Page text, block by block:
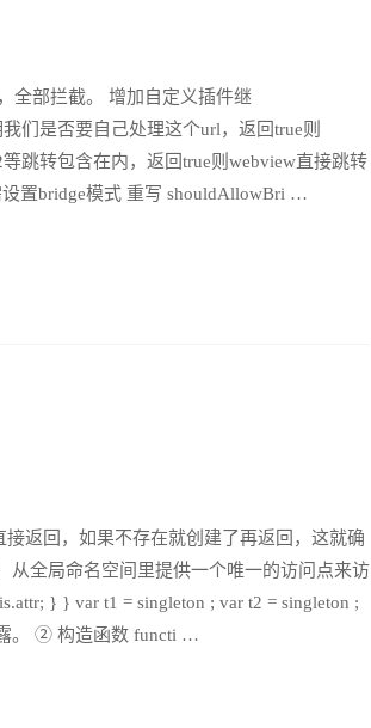
全部拦截。 增加自定义插件继
们是否要自己处理这个url，返回true则
跳转包含在内，返回true则webview直接跳转
置bridge模式 重写 shouldAllowBri …
返回，如果不存在就创建了再返回，这就确
从全局命名空间里提供一个唯一的访问点来访
} } var t1 = singleton ; var t2 = singleton ;
。 ② 构造函数 functi …